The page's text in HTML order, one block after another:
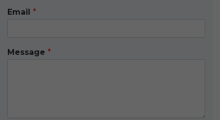
Email *
Message *